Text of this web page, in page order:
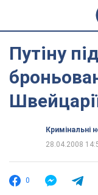
Путіну
Кримінальні
28.04.2008
0